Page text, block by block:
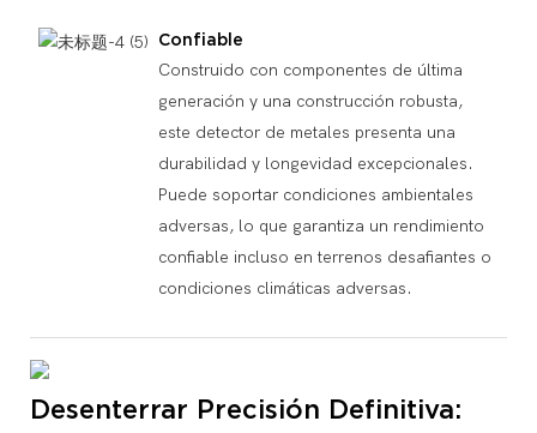
Confiable
Construido con componentes de última
generación y una construcción robusta,
este detector de metales presenta una
durabilidad y longevidad excepcionales.
Puede soportar condiciones ambientales
adversas, lo que garantiza un rendimiento
confiable incluso en terrenos desafiantes o
condiciones climáticas adversas.
Desenterrar Precisión Definitiva: